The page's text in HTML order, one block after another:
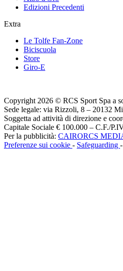
Edizioni Precedenti
Extra
Le Tolfe Fan-Zone
Biciscuola
Store
Giro-E
Copyright 2026 © RCS Sport Spa a
Sede legale: via Rizzoli, 8 – 20132
Soggetta ad attività di direzione e
Capitale Sociale € 100.000 – C.F./
Per la pubblicità: CAIRORCS
Preferenze sui cookie - Safeguarding -